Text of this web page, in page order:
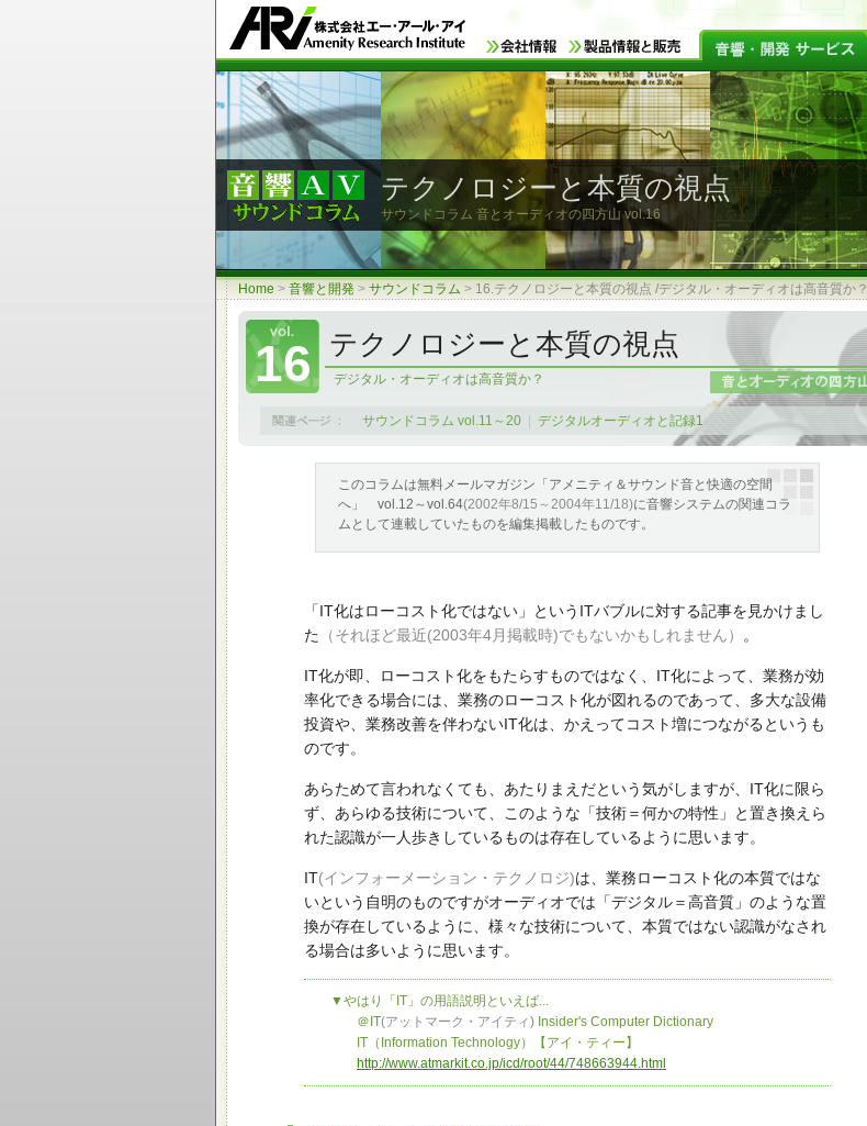
テクノロジーと本質の視点
サウンドコラム 音とオーディオの四方山vol.16
Home > 音響と開発 > サウンドコラム > 16.テクノロジーと本質の視点 /デジタル・オーディオは高音質か？
テクノロジーと本質の視点
デジタル・オーディオは高音質か？
16
サウンドコラム vol.11～20 デジタルオーディオと記録1
このコラムは無料メールマガジン「アメニティ＆サウンド音と快適の空間
へ」 vol.12～vol.64(2002年8/15～2004年11/18)に音響システムの関連コラ
ムとして連載していたものを編集掲載したものです。
「IT化はローコスト化ではない」というITバブルに対する記事を見かけまし
た （それほど最近(2003年4月掲載時)でもないかもしれません） 。
IT化が即、ローコスト化をもたらすものではなく、IT化によって、業務が効
率化できる場合には、業務のローコスト化が図れるのであって、多大な設備
投資や、業務改善を伴わないIT化は、かえってコスト増につながるというも
のです。
あらためて言われなくても、あたりまえだという気がしますが、IT化に限ら
ず、あらゆる技術について、このような「技術＝何かの特性」と置き換えら
れた認識が一人歩きしているものは存在しているように思います。
IT(インフォーメーション・テクノロジ)は、業務ローコスト化の本質ではな
いという自明のものですがオーディオでは「デジタル＝高音質」のような置
換が存在しているように、様々な技術について、本質ではない認識がなされ
る場合は多いように思います。
▼やはり「IT」の用語説明といえば...
＠IT(アットマーク・アイティ) Insider's Computer Dictionary
IT（Information Technology）【アイ・ティー】
http://www.atmarkit.co.jp/icd/root/44/748663944.html